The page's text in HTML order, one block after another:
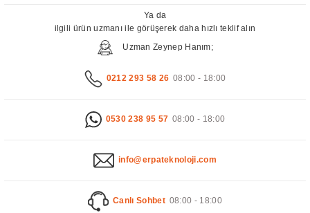
Ya da
ilgili ürün uzmanı ile görüşerek daha hızlı teklif alın
Uzman Zeynep Hanım;
0212 293 58 26 08:00 - 18:00
0530 238 95 57 08:00 - 18:00
info@erpateknoloji.com
Canlı Sohbet 08:00 - 18:00